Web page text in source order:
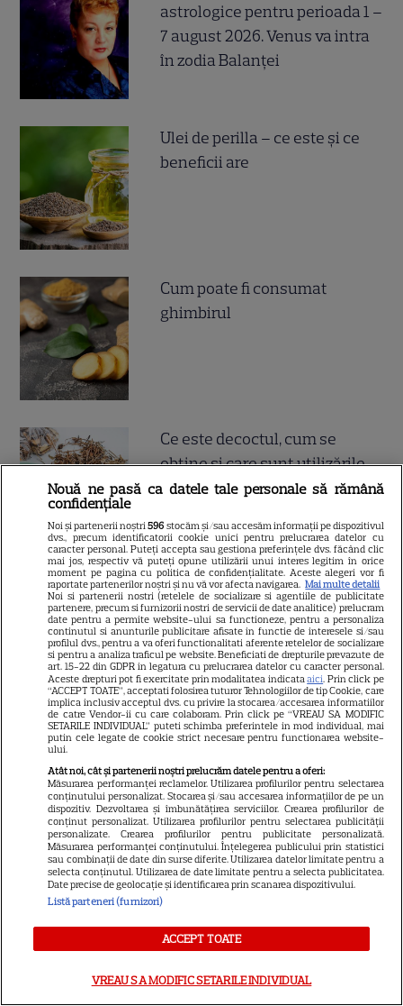
astrologice pentru perioada 1 –
7 august 2026. Venus va intra
în zodia Balanței
Ulei de perilla – ce este și ce
beneficii are
Cum poate fi consumat
ghimbirul
Ce este decoctul, cum se
obţine şi care sunt utilizările
acestuia
ALTE ARTICOLE
INTERESANTE
11
VEDETE STRĂINE
„Povestea peștelui posac”,
aventura animată inspirată
dintr-un bestseller The New
York Times, ajunge în
cinematografe pe 7 august
NETFLIX
Noutăți Netflix în august 2026:
Robert De Niro, „Nosferatu” și
noile sezoane din „Outer
Nouă ne pasă ca datele tale personale să rămână
confidențiale
Noi și partenerii noștri596 stocăm și/sau accesăm informații pe dispozitivul
dvs., precum identificatorii cookie unici pentru prelucrarea datelor cu
caracter personal. Puteți accepta sau gestiona preferințele dvs. făcând clic
mai jos, respectiv vă puteți opune utilizării unui interes legitim în orice
moment pe pagina cu politica de confidențialitate. Aceste alegeri vor fi
raportate partenerilor noștri și nu vă vor afecta navigarea. Mai multe detalii
Noi si partenerii nostri (retelele de socializare si agentiile de publicitate
partenere, precum si furnizorii nostri de servicii de date analitice) prelucram
date pentru a permite website-ului sa functioneze, pentru a personaliza
continutul si anunturile publicitare afisate in functie de interesele si/sau
profilul dvs., pentru a va oferi functionalitati aferente retelelor de socializare
si pentru a analiza traficul pe website. Beneficiati de drepturile prevazute de
art. 15-22 din GDPR in legatura cu prelucrarea datelor cu caracter personal.
Aceste drepturi pot fi exercitate prin modalitatea indicataaici. Prin click pe
“ACCEPT TOATE”, acceptati folosirea tuturor Tehnologiilor de tip Cookie, care
implica inclusiv acceptul dvs. cu privire la stocarea/accesarea informatiilor
de catre Vendor-ii cu care colaboram. Prin click pe “VREAU SA MODIFIC
SETARILE INDIVIDUAL” puteti schimba preferintele in mod individual, mai
putin cele legate de cookie strict necesare pentru functionarea website-
ului.
Atât noi, cât și partenerii noștri prelucrăm datele pentru a oferi:
Măsurarea performanței reclamelor. Utilizarea profilurilor pentru selectarea
conținutului personalizat. Stocarea și/sau accesarea informațiilor de pe un
dispozitiv. Dezvoltarea și îmbunătățirea serviciilor. Crearea profilurilor de
conținut personalizat. Utilizarea profilurilor pentru selectarea publicității
personalizate. Crearea profilurilor pentru publicitate personalizată.
Măsurarea performanței conținutului. Înțelegerea publicului prin statistici
sau combinații de date din surse diferite. Utilizarea datelor limitate pentru a
selecta conținutul. Utilizarea de date limitate pentru a selecta publicitatea.
Date precise de geolocație și identificarea prin scanarea dispozitivului.
Listă parteneri (furnizori)
ACCEPT TOATE
VREAU SA MODIFIC SETARILE INDIVIDUAL